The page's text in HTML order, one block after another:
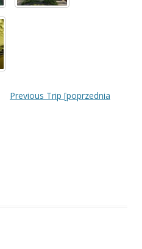
Previous Trip [poprzednia